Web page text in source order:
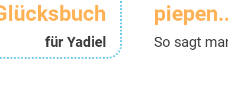
für Yadiel So sagt